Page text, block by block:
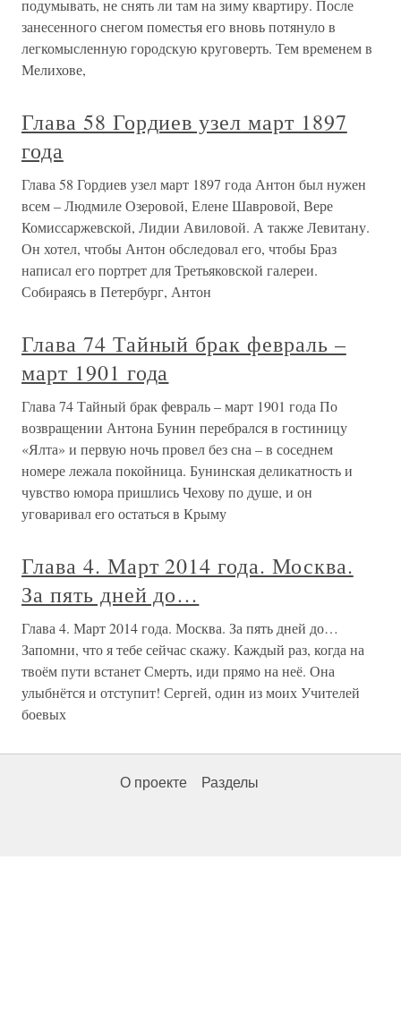
подумывать, не снять ли там на зиму квартиру. После
занесенного снегом поместья его вновь потянуло в
легкомысленную городскую круговерть. Тем временем в
Мелихове,
Глава 58 Гордиев узел март 1897
года
Глава 58 Гордиев узел март 1897 года Антон был нужен
всем – Людмиле Озеровой, Елене Шавровой, Вере
Комиссаржевской, Лидии Авиловой. А также Левитану.
Он хотел, чтобы Антон обследовал его, чтобы Браз
написал его портрет для Третьяковской галереи.
Собираясь в Петербург, Антон
Глава 74 Тайный брак февраль –
март 1901 года
Глава 74 Тайный брак февраль – март 1901 года По
возвращении Антона Бунин перебрался в гостиницу
«Ялта» и первую ночь провел без сна – в соседнем
номере лежала покойница. Бунинская деликатность и
чувство юмора пришлись Чехову по душе, и он
уговаривал его остаться в Крыму
Глава 4. Март 2014 года. Москва.
За пять дней до…
Глава 4. Март 2014 года. Москва. За пять дней до…
Запомни, что я тебе сейчас скажу. Каждый раз, когда на
твоём пути встанет Смерть, иди прямо на неё. Она
улыбнётся и отступит! Сергей, один из моих Учителей
боевых
О проекте Разделы